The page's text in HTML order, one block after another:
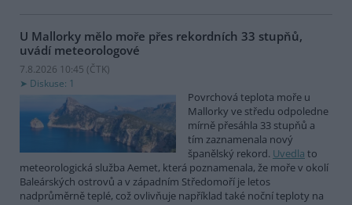
U Mallorky mělo moře přes rekordních 33 stupňů,
uvádí meteorologové
7.8.2026 10:45 (ČTK)
Diskuse: 1
Povrchová teplota moře u
Mallorky ve středu odpoledne
mírně přesáhla 33 stupňů a
tím zaznamenala nový
španělský rekord. Uvedla to
meteorologická služba Aemet, která poznamenala, že moře v okolí
Baleárských ostrovů a v západním Středomoří je letos
nadprůměrně teplé, což ovlivňuje například také noční teploty na